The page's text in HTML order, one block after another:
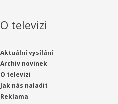
O televizi
Aktuální vysílání
Archiv novinek
O televizi
Jak nás naladit
Reklama